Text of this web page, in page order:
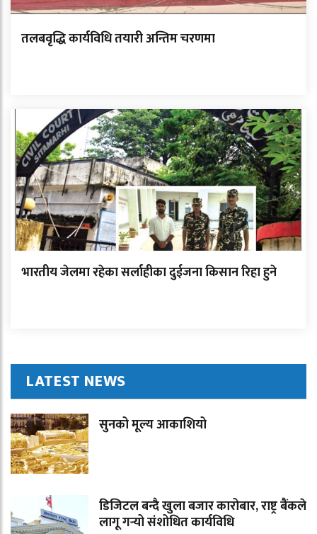
तलबवृद्धि कार्यविधि तयारी अन्तिम चरणमा
भारतीय जेलमा रहेका सर्लाहीका दुईजना किसान रिहा हुने
LATEST NEWS
सुनको मूल्य आकाशियो
डिजिटल बन्दै खुला बजार कारोबार, राष्ट्र बैंकले
लागू गर्‍यो संशोधित कार्यविधि